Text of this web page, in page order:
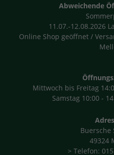
Abweichende
11.07.-12.08.2026
Online Shop geöffnet /
Mittwoch bis Freitag
Samstag 10:00 -
Buersche
49324
> Telefon: